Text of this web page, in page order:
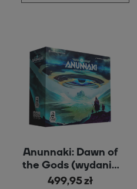
Anunnaki: Dawn of
the Gods (wydanie
angielskie)
499,95 zł